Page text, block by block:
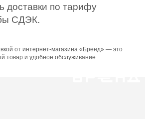
доставки по тарифу
СДЭК.
от интернет-магазина «Бренд» — это
товар и удобное обслуживание.